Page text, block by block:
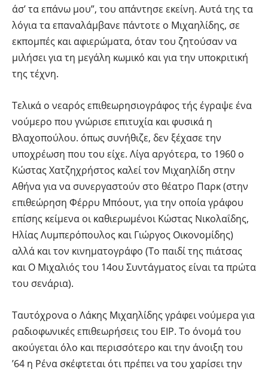
άσ’ τα επάνω μου”, του απάντησε εκείνη. Αυτά της τα
λόγια τα επαναλάμβανε πάντοτε ο Μιχαηλίδης, σε
εκπομπές και αφιερώματα, όταν του ζητούσαν να
μιλήσει για τη μεγάλη κωμικό και για την υποκριτική
της τέχνη.
Τελικά ο νεαρός επιθεωρησιογράφος τής έγραψε ένα
νούμερο που γνώρισε επιτυχία και φυσικά η
Βλαχοπούλου. όπως συνήθιζε, δεν ξέχασε την
υποχρέωση που του είχε. Λίγα αργότερα, το 1960 ο
Κώστας Χατζηχρήστος καλεί τον Μιχαηλίδη στην
Αθήνα για να συνεργαστούν στο θέατρο Παρκ (στην
επιθεώρηση Φέρρυ Μπόουτ, για την οποία γράφου
επίσης κείμενα οι καθιερωμένοι Κώστας Νικολαΐδης,
Ηλίας Λυμπερόπουλος και Γιώργος Οικονομίδης)
αλλά και τον κινηματογράφο (Το παιδί της πιάτσας
και Ο Μιχαλιός του 14ου Συντάγματος είναι τα πρώτα
του σενάρια).
Ταυτόχρονα ο Λάκης Μιχαηλίδης γράφει νούμερα για
ραδιοφωνικές επιθεωρήσεις του ΕΙΡ. Το όνομά του
ακούγεται όλο και περισσότερο και την άνοιξη του
’64 η Ρένα σκέφτεται ότι πρέπει να του χαρίσει την